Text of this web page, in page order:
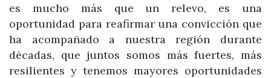
es mucho más que un relevo, es una
oportunidad para reafirmar una convicción que
ha acompañado a nuestra región durante
décadas, que juntos somos más fuertes, más
resilientes y tenemos mayores oportunidades